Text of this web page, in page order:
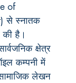
of
से स्नातक
की है।
क्षेत्र
कम्पनी में
लेखन